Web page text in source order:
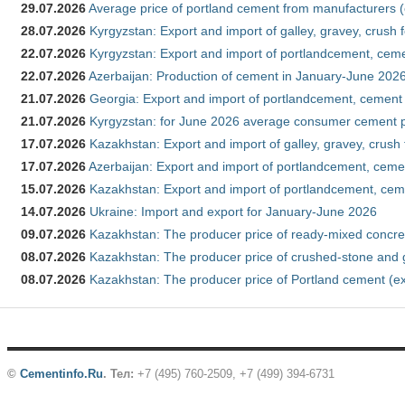
29.07.2026Average price of portland cement from manufacturers
28.07.2026 Kyrgyzstan: Export and import of galley, gravey,
22.07.2026 Kyrgyzstan: Export and import of portlandcement,
22.07.2026Azerbaijan: Production of cement in January-June
21.07.2026 Georgia: Export and import of portlandcement,
21.07.2026 Kyrgyzstan: for June 2026 average consumer cement
17.07.2026 Kazakhstan: Export and import of galley, gravey,
17.07.2026Azerbaijan: Export and import of portlandcement,
15.07.2026 Kazakhstan: Export and import of portlandcement,
14.07.2026 Ukraine: Import and export for January-June 2026
09.07.2026 Kazakhstan: The producer price of ready-mixed
08.07.2026 Kazakhstan: The producer price of crushed-stone and
08.07.2026 Kazakhstan: The producer price of Portland cement
© Cementinfo.Ru. Тел: +7 (495) 760-2509, +7 (499) 394-6731